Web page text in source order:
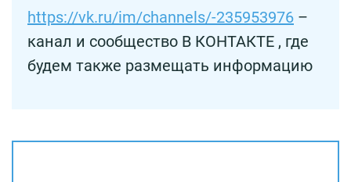
https://vk.ru/im/channels/-235953976 –
канал и сообщество В КОНТАКТЕ , где
будем также размещать информацию